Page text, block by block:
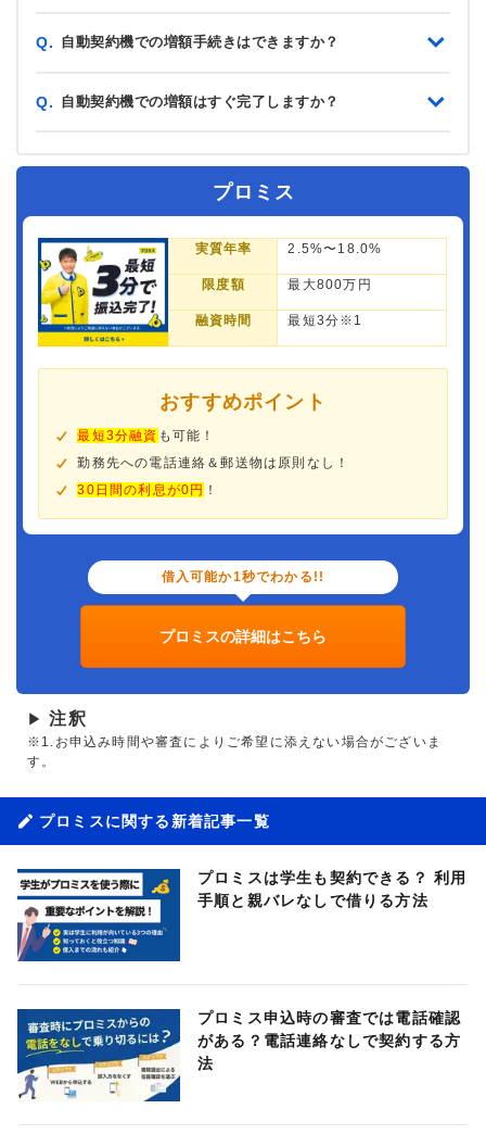
Q. 自動契約機での増額手続きはできますか？
Q. 自動契約機での増額はすぐ完了しますか？
プロミス
実質年率 2.5%〜18.0%
限度額 最大800万円
融資時間 最短3分※1
おすすめポイント
最短3分融資 も可能！
勤務先への電話連絡＆郵送物は原則なし！
30日間の利息が0円 ！
借入可能か1秒でわかる!!
プロミスの詳細はこちら
▶ 注釈
※1.お申込み時間や審査によりご希望に添えない場合がございま
す。
プロミスに関する新着記事一覧
プロミスは学生も契約できる？ 利用
手順と親バレなしで借りる方法
プロミス申込時の審査では電話確認
がある？電話連絡なしで契約する方
法